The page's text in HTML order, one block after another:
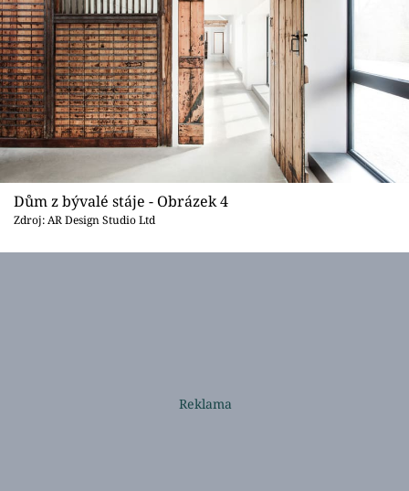
Dům z bývalé stáje - Obrázek 4
Zdroj: AR Design Studio Ltd